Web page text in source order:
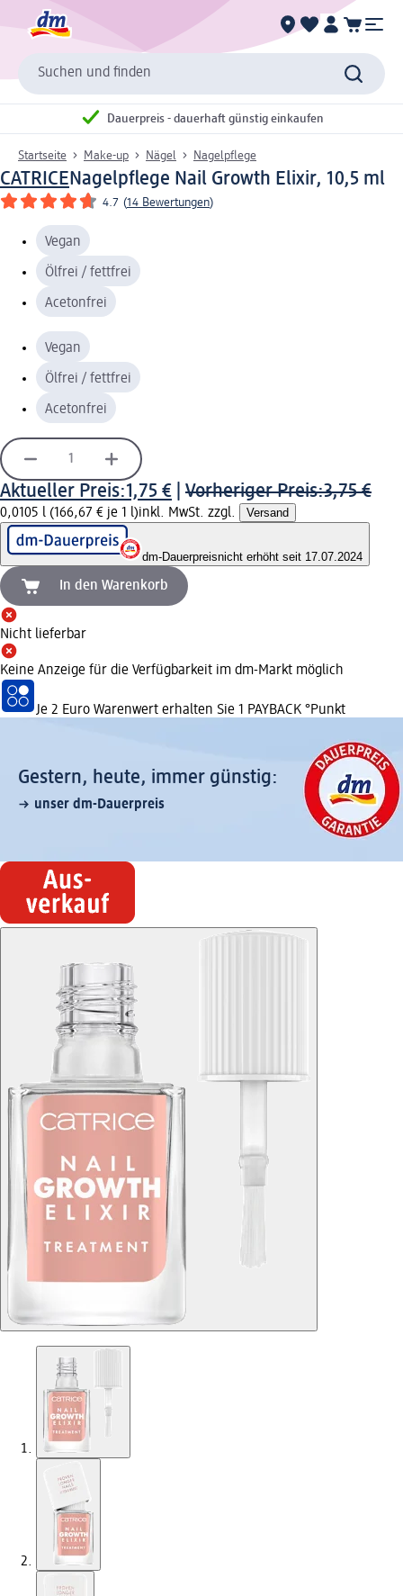
Suchen und finden
Dauerpreis - dauerhaft günstig einkaufen
Startseite Make-up Nägel Nagelpflege
CATRICENagelpflege Nail Growth Elixir, 10,5 ml
4.7 (14 Bewertungen)
Vegan
Ölfrei / fettfrei
Acetonfrei
Vegan
Ölfrei / fettfrei
Acetonfrei
Aktueller Preis:1,75 € Vorheriger Preis:3,75 €
0,0105 l (166,67 € je 1 l)inkl. MwSt. zzgl. Versand
dm-Dauerpreisnicht erhöht seit 17.07.2024
In den Warenkorb
Nicht lieferbar
Keine Anzeige für die Verfügbarkeit im dm-Markt möglich
Je 2 Euro Warenwert erhalten Sie 1 PAYBACK °Punkt
Gestern, heute, immer günstig:
unser dm-Dauerpreis